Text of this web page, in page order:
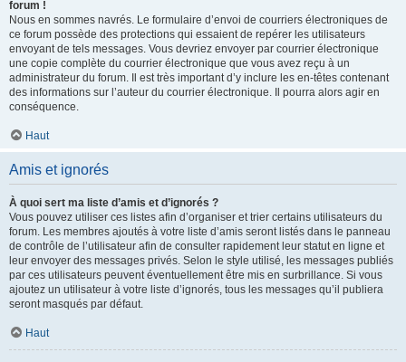
forum !
Nous en sommes navrés. Le formulaire d’envoi de courriers électroniques de
ce forum possède des protections qui essaient de repérer les utilisateurs
envoyant de tels messages. Vous devriez envoyer par courrier électronique
une copie complète du courrier électronique que vous avez reçu à un
administrateur du forum. Il est très important d’y inclure les en-têtes contenant
des informations sur l’auteur du courrier électronique. Il pourra alors agir en
conséquence.
Haut
Amis et ignorés
À quoi sert ma liste d’amis et d’ignorés ?
Vous pouvez utiliser ces listes afin d’organiser et trier certains utilisateurs du
forum. Les membres ajoutés à votre liste d’amis seront listés dans le panneau
de contrôle de l’utilisateur afin de consulter rapidement leur statut en ligne et
leur envoyer des messages privés. Selon le style utilisé, les messages publiés
par ces utilisateurs peuvent éventuellement être mis en surbrillance. Si vous
ajoutez un utilisateur à votre liste d’ignorés, tous les messages qu’il publiera
seront masqués par défaut.
Haut